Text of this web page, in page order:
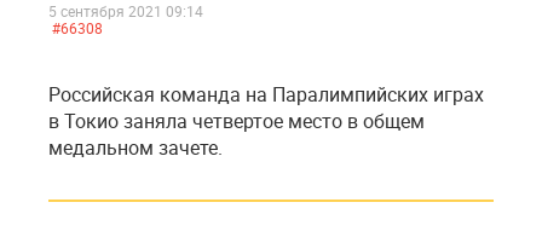
5 сентября 2021 09:14
#66308
Российская команда на Паралимпийских играх
в Токио заняла четвертое место в общем
медальном зачете.